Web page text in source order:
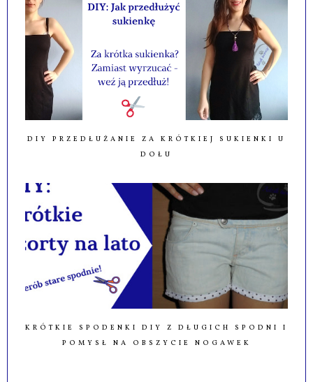
DIY PRZEDŁUŻANIE ZA KRÓTKIEJ SUKIENKI U
DOŁU
KRÓTKIE SPODENKI DIY Z DŁUGICH SPODNI I
POMYSŁ NA OBSZYCIE NOGAWEK